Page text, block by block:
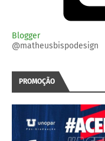
Blogger
@matheusbispodesign
PROMOÇÃO